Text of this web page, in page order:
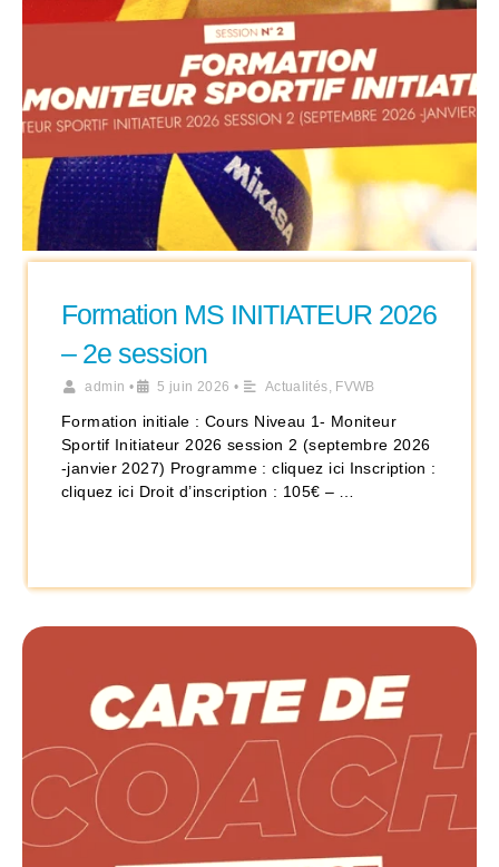
Formation MS INITIATEUR 2026
– 2e session
admin • 5 juin 2026 • Actualités, FVWB
Formation initiale : Cours Niveau 1- Moniteur
Sportif Initiateur 2026 session 2 (septembre 2026
-janvier 2027) Programme : cliquez ici Inscription :
cliquez ici Droit d’inscription : 105€ – …